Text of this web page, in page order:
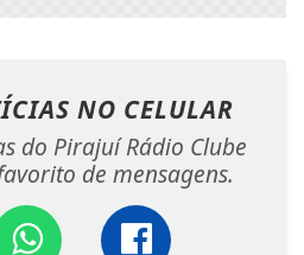
NO CELULAR
do Pirajuí Rádio Clube
de mensagens.